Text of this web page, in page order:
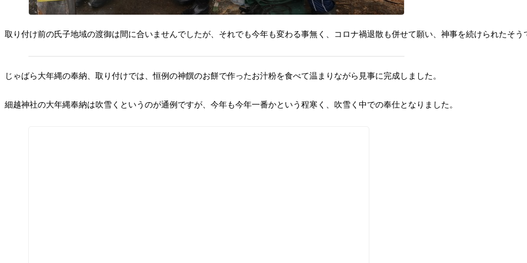
取り付け前の氏子地域の渡御は間に合いませんでしたが、それでも今年も変わる事無く、コロナ禍退散も併せて願い、神事を続けられたそう
じゃばら大年縄の奉納、取り付けでは、恒例の神饌のお餅で作ったお汁粉を食べて温まりながら見事に完成しました。
細越神社の大年縄奉納は吹雪くというのが通例ですが、今年も今年一番かという程寒く、吹雪く中での奉仕となりました。